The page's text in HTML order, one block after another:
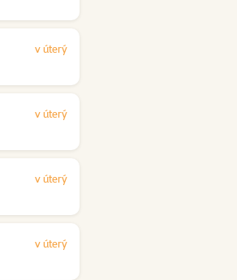
v úterý
v úterý
v úterý
v úterý